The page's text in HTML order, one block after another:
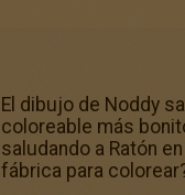
El dibujo de Noddy
coloreable más
saludando a Ratón
fábrica para